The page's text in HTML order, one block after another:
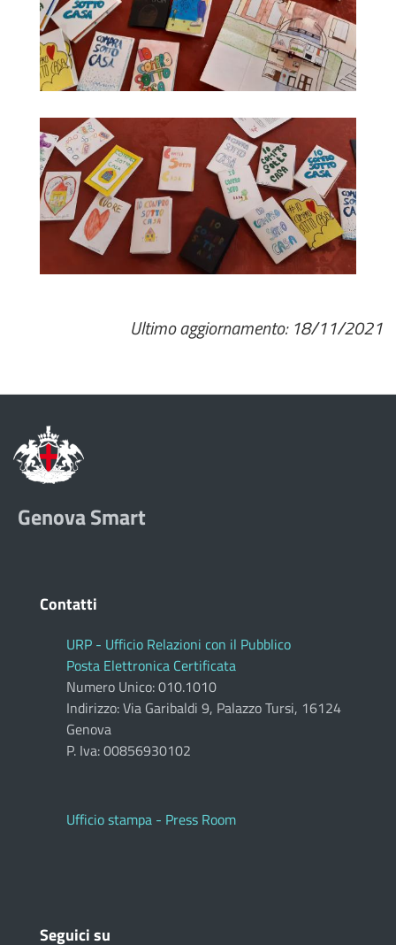
Ultimo aggiornamento: 18/11/2021
Genova Smart
Contatti
URP - Ufficio Relazioni con il Pubblico
Posta Elettronica Certificata
Numero Unico: 010.1010
Indirizzo: Via Garibaldi 9, Palazzo Tursi, 16124
Genova
P. Iva: 00856930102
Ufficio stampa - Press Room
Seguici su